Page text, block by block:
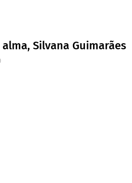
Silvana Guimarães